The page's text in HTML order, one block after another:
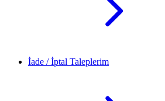
İade / İptal Taleplerim